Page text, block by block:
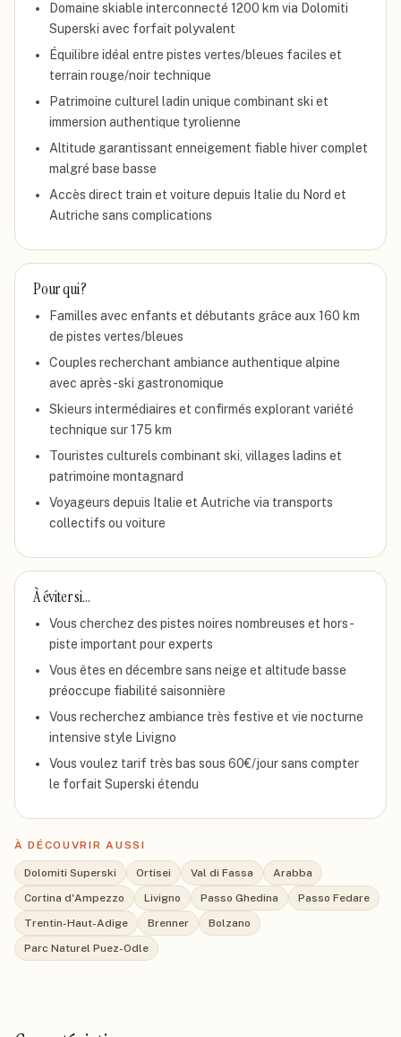
Domaine skiable interconnecté 1200 km via Dolomiti
Superski avec forfait polyvalent
Équilibre idéal entre pistes vertes/bleues faciles et
terrain rouge/noir technique
Patrimoine culturel ladin unique combinant ski et
immersion authentique tyrolienne
Altitude garantissant enneigement fiable hiver complet
malgré base basse
Accès direct train et voiture depuis Italie du Nord et
Autriche sans complications
Pour qui ?
Familles avec enfants et débutants grâce aux 160 km
de pistes vertes/bleues
Couples recherchant ambiance authentique alpine
avec après-ski gastronomique
Skieurs intermédiaires et confirmés explorant variété
technique sur 175 km
Touristes culturels combinant ski, villages ladins et
patrimoine montagnard
Voyageurs depuis Italie et Autriche via transports
collectifs ou voiture
À éviter si…
Vous cherchez des pistes noires nombreuses et hors-
piste important pour experts
Vous êtes en décembre sans neige et altitude basse
préoccupe fiabilité saisonnière
Vous recherchez ambiance très festive et vie nocturne
intensive style Livigno
Vous voulez tarif très bas sous 60€/jour sans compter
le forfait Superski étendu
À DÉCOUVRIR AUSSI
Dolomiti Superski Ortisei Val di Fassa
Arabba
Cortina d'Ampezzo
Livigno Passo Ghedina
Passo Fedare
Trentin-Haut-Adige
Brenner
Bolzano
Parc Naturel Puez-Odle